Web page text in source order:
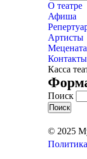
О театре
Афиша
Артисты
Контакты
Касса
Поиск
© 2025